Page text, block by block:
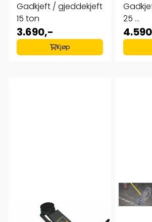
Gadkjeft / gjeddekjeft
15 ton
3.690,-
Kjøp
25 ...